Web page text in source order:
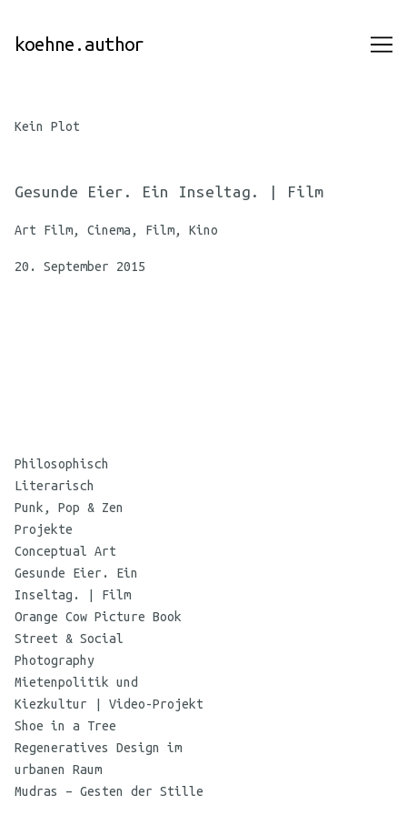
Content
koehne.author
Kein Plot
Gesunde Eier. Ein Inseltag. | Film
Art Film, Cinema, Film, Kino
20. September 2015
Philosophisch
Literarisch
Punk, Pop & Zen
Projekte
Conceptual Art
Gesunde Eier. Ein
Inseltag. | Film
Orange Cow Picture Book
Street & Social
Photography
Mietenpolitik und
Kiezkultur | Video-Projekt
Shoe in a Tree
Regeneratives Design im
urbanen Raum
Mudras – Gesten der Stille